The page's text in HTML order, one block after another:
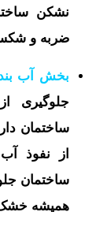
نشکن
ضربه و
بخش آب
جلوگیری
ساختمان
از نفوذ
ساختمان
همیشه خشک